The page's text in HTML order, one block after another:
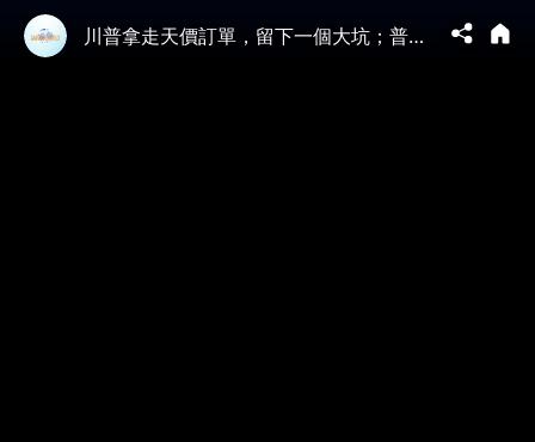
川普拿走天價訂單，留下一個大坑；普京後腳就來敲竹槓！習近平為何不敢硬剛？最無能的一屆中共政府：商務部離境退稅跪求「洋韭菜」救場！統計局曝光消費負增長，百姓躺平！【江峰漫談20260518第1205期】#中國時局